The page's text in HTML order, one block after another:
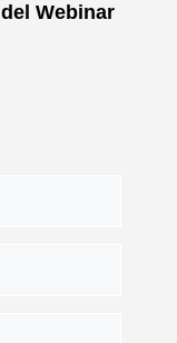
Webinar